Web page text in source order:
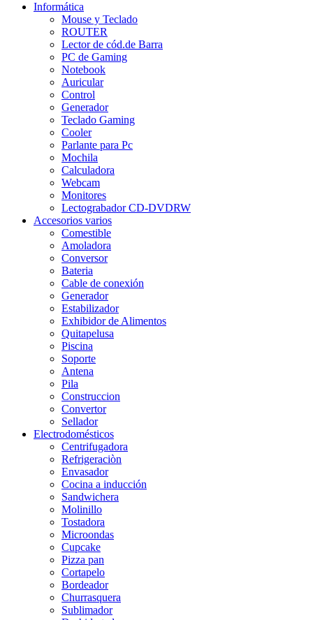
Informática
Mouse y Teclado
ROUTER
Lector de cód.de Barra
PC de Gaming
Notebook
Auricular
Control
Generador
Teclado Gaming
Cooler
Parlante para Pc
Mochila
Calculadora
Webcam
Monitores
Lectograbador CD-DVDRW
Accesorios varios
Comestible
Amoladora
Conversor
Bateria
Cable de conexión
Generador
Estabilizador
Exhibidor de Alimentos
Quitapelusa
Piscina
Soporte
Antena
Pila
Construccion
Convertor
Sellador
Electrodomésticos
Centrifugadora
Refrigeraciòn
Envasador
Cocina a inducción
Sandwichera
Molinillo
Tostadora
Microondas
Cupcake
Pizza pan
Cortapelo
Bordeador
Churrasquera
Sublimador